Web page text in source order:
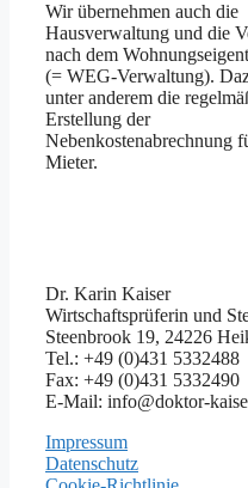
Wir übernehmen auch die
Hausverwaltung und die
nach dem
(= WEG-Verwaltung).
unter anderem die
Erstellung der
Nebenkostenabrechnung
Mieter.
Dr. Karin Kaiser
Wirtschaftsprüferin und
Steenbrook 19, 24226
Tel.: +49 (0)431 5332488
Fax: +49 (0)431 5332490
E-Mail: info@doktor-
Impressum
Datenschutz